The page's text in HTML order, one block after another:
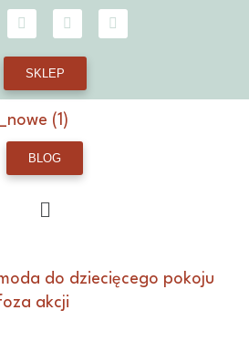
SKLEP
BLOG